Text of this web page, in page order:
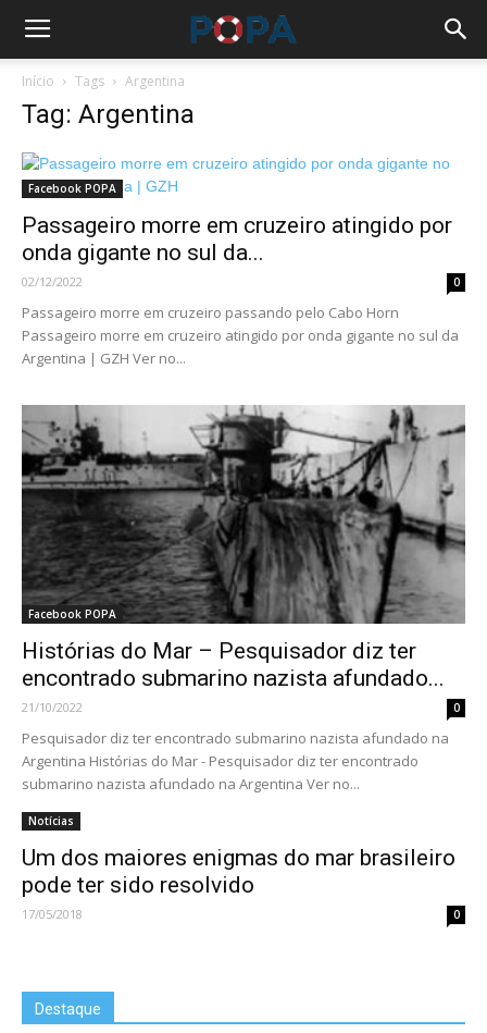
Início Tags Argentina
Tag: Argentina
Facebook POPA
Passageiro morre em cruzeiro atingido por
onda gigante no sul da...
02/12/2022 0
Passageiro morre em cruzeiro passando pelo Cabo Horn
Passageiro morre em cruzeiro atingido por onda gigante no sul da
Argentina | GZH Ver no...
Facebook POPA
Histórias do Mar – Pesquisador diz ter
encontrado submarino nazista afundado...
21/10/2022 0
Pesquisador diz ter encontrado submarino nazista afundado na
Argentina Histórias do Mar - Pesquisador diz ter encontrado
submarino nazista afundado na Argentina Ver no...
Notícias
Um dos maiores enigmas do mar brasileiro
pode ter sido resolvido
17/05/2018 0
Destaque